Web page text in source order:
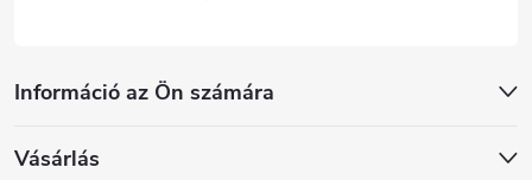
Információ az Ön számára
Vásárlás